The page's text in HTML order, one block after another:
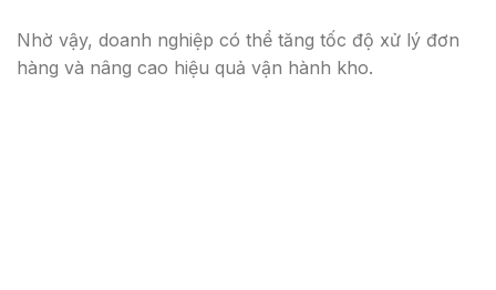
Nhờ vậy, doanh nghiệp có thể tăng tốc độ xử lý đơn
hàng và nâng cao hiệu quả vận hành kho.